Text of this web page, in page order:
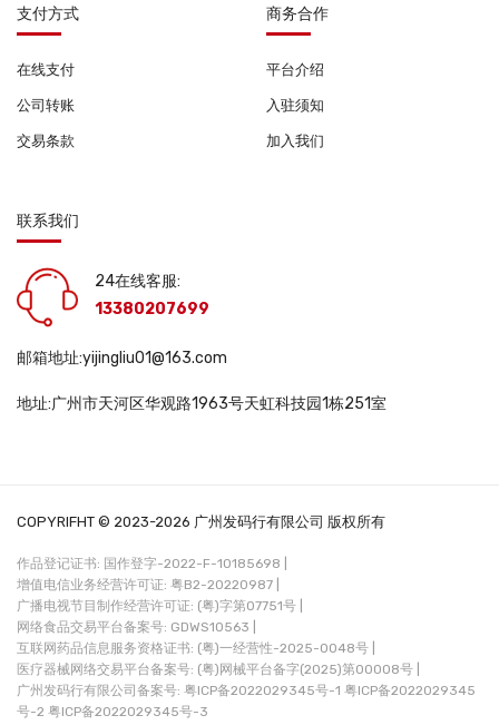
支付方式
在线支付
公司转账
交易条款
商务合作
平台介绍
入驻须知
加入我们
联系我们
24在线客服:
13380207699
邮箱地址:yijingliu01@163.com
地址:广州市天河区华观路1963号天虹科技园1栋251室
COPYRIFHT © 2023-2026 广州发码行有限公司 版权所有
作品登记证书: 国作登字-2022-F-10185698 |
增值电信业务经营许可证: 粤B2-20220987 |
广播电视节目制作经营许可证: (粤)字第07751号 |
网络食品交易平台备案号: GDWS10563 |
互联网药品信息服务资格证书: (粤)一经营性-2025-0048号 |
医疗器械网络交易平台备案号: (粤)网械平台备字(2025)第00008号 |
广州发码行有限公司备案号: 粤ICP备2022029345号-1 粤ICP备2022029345
号-2 粤ICP备2022029345号-3